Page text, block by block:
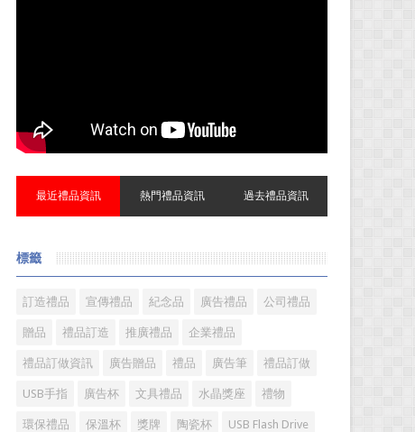
最近禮品資訊 熱門禮品資訊 過去禮品資訊
標籤
訂造禮品 宣傳禮品 紀念品 廣告禮品 公司禮品
贈品 禮品訂造 推廣禮品 企業禮品
禮品訂做資訊 廣告贈品 禮品 廣告筆 禮品訂做
USB手指 廣告杯 文具禮品 水晶獎座 禮物
環保禮品 保溫杯 獎牌 陶瓷杯 USB Flash Drive